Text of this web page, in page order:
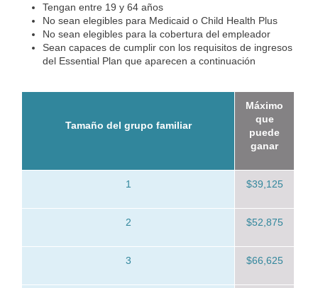
Tengan entre 19 y 64 años
No sean elegibles para Medicaid o Child Health Plus
No sean elegibles para la cobertura del empleador
Sean capaces de cumplir con los requisitos de ingresos
del Essential Plan que aparecen a continuación
Tamaño del grupo familiar
Máximo
que
puede
ganar
1 $39,125
2 $52,875
3 $66,625